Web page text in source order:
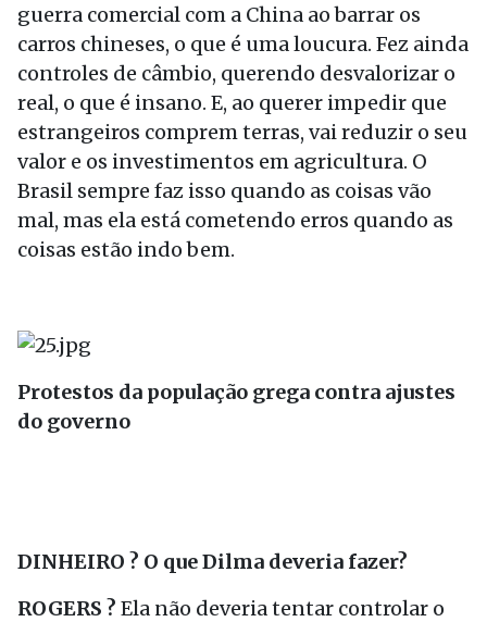
guerra comercial com a China ao barrar os
carros chineses, o que é uma loucura. Fez ainda
controles de câmbio, querendo desvalorizar o
real, o que é insano. E, ao querer impedir que
estrangeiros comprem terras, vai reduzir o seu
valor e os investimentos em agricultura. O
Brasil sempre faz isso quando as coisas vão
mal, mas ela está cometendo erros quando as
coisas estão indo bem.
Protestos da população grega contra ajustes
do governo
DINHEIRO ? O que Dilma deveria fazer?
ROGERS ? Ela não deveria tentar controlar o